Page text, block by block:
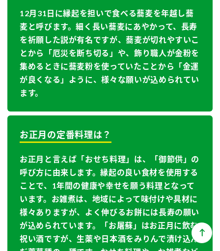
12月31日に縁起を担いで食べる蕎麦を年越し蕎
麦と呼びます。細く長い蕎麦にあやかって、長寿
を祈願した説が有名ですが、蕎麦が切れやすいこ
とから「厄災を断ち切る」や、飾り職人が金粉を
集めるときに蕎麦粉を使っていたことから「金運
が良くなる」ように、様々な願いが込められてい
ます。
お正月の定番料理は？
お正月と言えば「おせち料理」は、「御節供」の
呼び方に由来します。縁起の良い食材を使用する
ことで、1年間の健康や幸せを願う料理となって
います。お雑煮は、地域によって味付けや具材に
様々ありますが、よく伸びるお餅には長寿の願い
が込められています。「お屠蘇」はお正月に飲む
祝い酒ですが、生薬や日本酒をみりんで漬け込ん